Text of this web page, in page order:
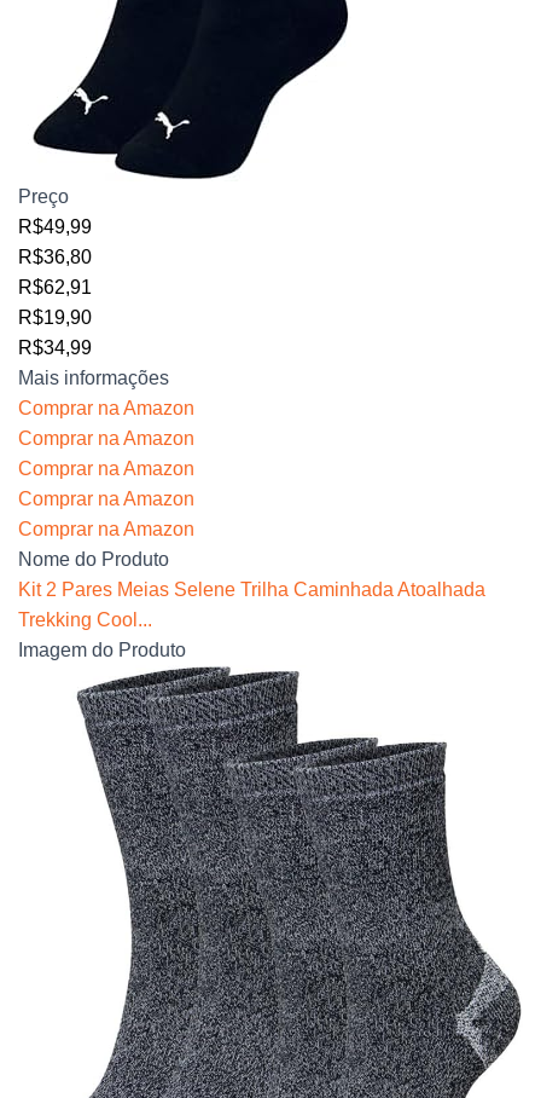
Preço
R$49,99
R$36,80
R$62,91
R$19,90
R$34,99
Mais informações
Comprar na Amazon
Comprar na Amazon
Comprar na Amazon
Comprar na Amazon
Comprar na Amazon
Nome do Produto
Kit 2 Pares Meias Selene Trilha Caminhada Atoalhada
Trekking Cool...
Imagem do Produto